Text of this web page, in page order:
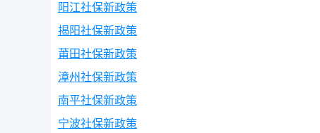
阳江社保新政策
揭阳社保新政策
莆田社保新政策
漳州社保新政策
南平社保新政策
宁波社保新政策